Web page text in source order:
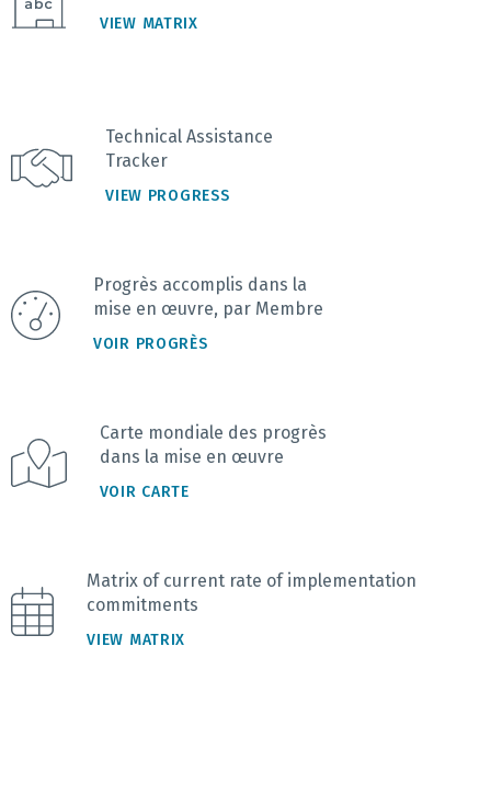
VIEW MATRIX
Technical Assistance
Tracker
VIEW PROGRESS
Progrès accomplis dans la
mise en œuvre, par Membre
VOIR PROGRÈS
Carte mondiale des progrès
dans la mise en œuvre
VOIR CARTE
Matrix of current rate of implementation
commitments
VIEW MATRIX